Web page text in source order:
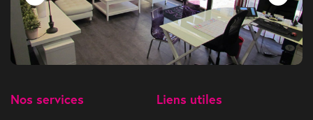
Nos services Liens utiles